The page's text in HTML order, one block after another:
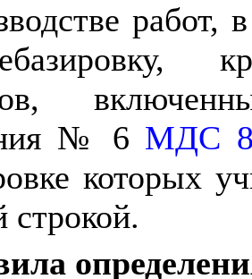
работ,
№ 6 МДС
которых
строкой.